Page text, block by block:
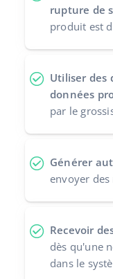
rupture de
produit est
Utiliser des
données
par le
Générer
envoyer
Recevoir
dès qu'une
dans le